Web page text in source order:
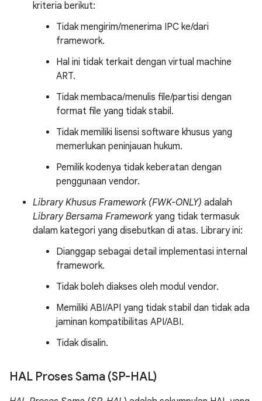
kriteria berikut:
Tidak mengirim/menerima IPC ke/dari
framework.
Hal ini tidak terkait dengan virtual machine
ART.
Tidak membaca/menulis file/partisi dengan
format file yang tidak stabil.
Tidak memiliki lisensi software khusus yang
memerlukan peninjauan hukum.
Pemilik kodenya tidak keberatan dengan
penggunaan vendor.
Library Khusus Framework (FWK-ONLY) adalah
Library Bersama Frameworkyang tidak termasuk
dalam kategori yang disebutkan di atas. Library ini:
Dianggap sebagai detail implementasi internal
framework.
Tidak boleh diakses oleh modul vendor.
Memiliki ABI/API yang tidak stabil dan tidak ada
jaminan kompatibilitas API/ABI.
Tidak disalin.
HAL Proses Sama (SP-HAL)